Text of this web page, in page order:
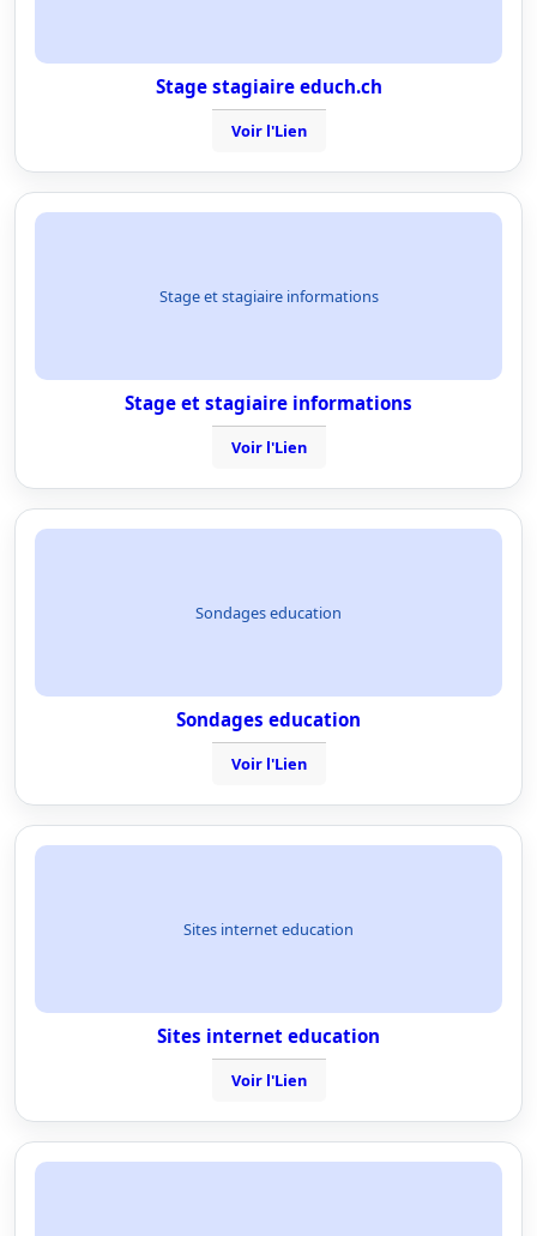
Stage stagiaire educh.ch
Voir l'Lien
Stage et stagiaire informations
Stage et stagiaire informations
Voir l'Lien
Sondages education
Sondages education
Voir l'Lien
Sites internet education
Sites internet education
Voir l'Lien